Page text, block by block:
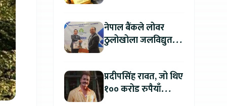
नेपाल बैंकले लोवर
ठुलोखोला जलविद्युत
प्रदीपसिंह रावत, जो थिए
१०० करोड रुपैयाँ